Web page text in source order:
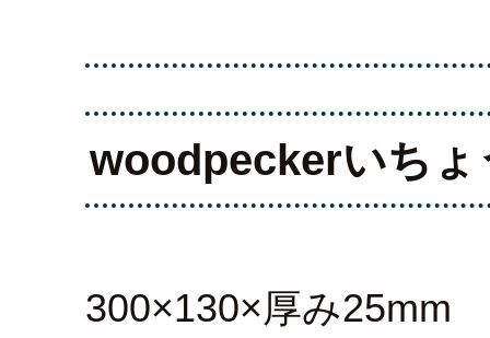
woodpeckerいちょ
300×130×厚み25mm